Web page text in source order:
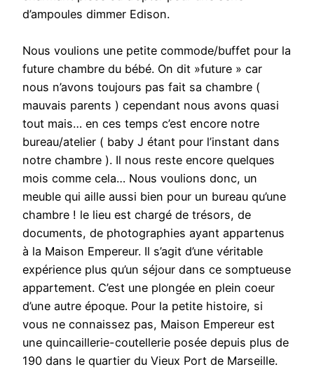
d’ampoules dimmer Edison.
Nous voulions une petite commode/buffet pour la
future chambre du bébé. On dit »future » car
nous n’avons toujours pas fait sa chambre (
mauvais parents ) cependant nous avons quasi
tout mais… en ces temps c’est encore notre
bureau/atelier ( baby J étant pour l’instant dans
notre chambre ). Il nous reste encore quelques
mois comme cela… Nous voulions donc, un
meuble qui aille aussi bien pour un bureau qu’une
chambre ! le lieu est chargé de trésors, de
documents, de photographies ayant appartenus
à la Maison Empereur. Il s’agit d’une véritable
expérience plus qu’un séjour dans ce somptueuse
appartement. C’est une plongée en plein coeur
d’une autre époque. Pour la petite histoire, si
vous ne connaissez pas, Maison Empereur est
une quincaillerie-coutellerie posée depuis plus de
190 dans le quartier du Vieux Port de Marseille.